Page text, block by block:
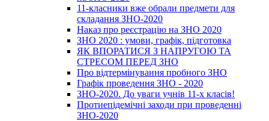
11-класники вже обрали предмети для
складання ЗНО-2020
Наказ про реєстрацію на ЗНО 2020
ЗНО 2020 : умови, графік, підготовка
ЯК ВПОРАТИСЯ З НАПРУГОЮ ТА
СТРЕСОМ ПЕРЕД ЗНО
Про відтермінування пробного ЗНО
Графік проведення ЗНО - 2020
ЗНО-2020. До уваги учнів 11-х класів!
Протиепідемічні заходи при проведенні
ЗНО-2020